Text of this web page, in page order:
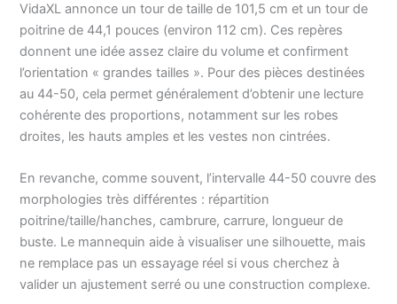
VidaXL annonce un tour de taille de 101,5 cm et un tour de
poitrine de 44,1 pouces (environ 112 cm). Ces repères
donnent une idée assez claire du volume et confirment
l’orientation « grandes tailles ». Pour des pièces destinées
au 44-50, cela permet généralement d’obtenir une lecture
cohérente des proportions, notamment sur les robes
droites, les hauts amples et les vestes non cintrées.
En revanche, comme souvent, l’intervalle 44-50 couvre des
morphologies très différentes : répartition
poitrine/taille/hanches, cambrure, carrure, longueur de
buste. Le mannequin aide à visualiser une silhouette, mais
ne remplace pas un essayage réel si vous cherchez à
valider un ajustement serré ou une construction complexe.